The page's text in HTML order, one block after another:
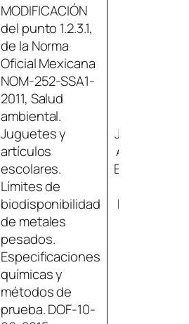
MODIFICACIÓN
del punto 1.2.3.1,
de la Norma
Oficial Mexicana
NOM-252-SSA1-
2011, Salud
ambiental.
Juguetes y
artículos
escolares.
Límites de
biodisponibilidad
de metales
pesados.
Especificaciones
químicas y
métodos de
prueba. DOF-10-
JUGUETES Y
ARTÍCULOS
ESCOLARES,
DE PRUEBA